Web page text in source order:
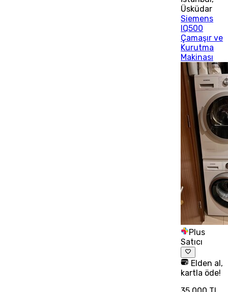
Üsküdar
Siemens
IQ500
Çamaşır ve
Kurutma
Makinası
Plus
Satıcı
Elden al,
kartla öde!